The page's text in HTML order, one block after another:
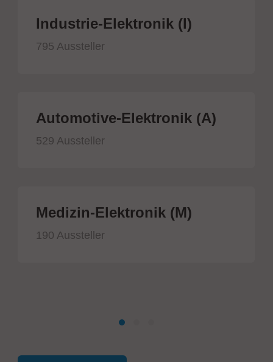
Industrie-Elektronik (I)
795 Aussteller
Automotive-Elektronik (A)
529 Aussteller
Medizin-Elektronik (M)
190 Aussteller